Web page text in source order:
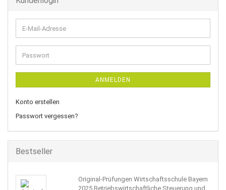
E-
Mail-
Adresse
Passwort
ANMELDEN
Konto erstellen
Passwort vergessen?
Bestseller
Original-Prüfungen Wirtschaftsschule Bayern
2025 Betriebswirtschaftliche Steuerung und